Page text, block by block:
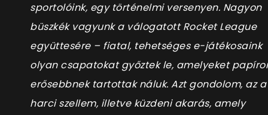
sportolóink, egy történelmi versenyen. Nagyon
büszkék vagyunk a válogatottRocketLeague
együttesére – fiatal, tehetséges e-játékosaink
olyan csapatokat győztek le, amelyeket
erősebbnek tartottak náluk. Azt gondolom, az a
harci szellem, illetve küzdeni akarás, amely